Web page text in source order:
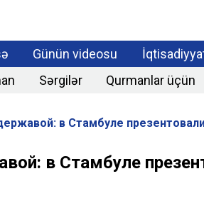
Günün videosu
Sərgilər Qurmanlar üçün
в Стамбуле
в Стамбуле